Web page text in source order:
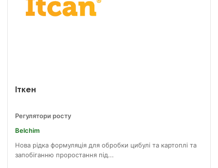
Іткен
Регулятори росту
Belchim
Нова рідка формуляція для обробки цибулі та картоплі та
запобіганню проростання під...